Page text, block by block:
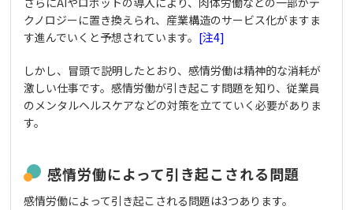
クノロジーに置き換えられ、産業構造のサービス化がますま
す進んでいくと予想されています。 [注4]
しかし、冒頭で説明したとおり、感情労働は精神的な消耗が
激しい仕事です。感情労働が引き起こす問題を知り、従業員
のメンタルヘルスケアなどの対策を立てていく必要がありま
す。
感情労働によって引き起こされる問題
感情労働によって引き起こされる問題は3つあります。